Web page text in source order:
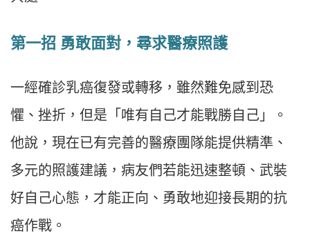
第一招 勇敢面對，尋求醫療照護
一經確診乳癌復發或轉移，雖然難免感到恐
懼、挫折，但是「唯有自己才能戰勝自己」。
他說，現在已有完善的醫療團隊能提供精準、
多元的照護建議，病友們若能迅速整頓、武裝
好自己心態，才能正向、勇敢地迎接長期的抗
癌作戰。